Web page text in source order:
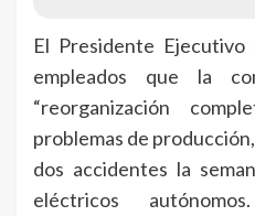
El Presidente
empleados que la
“reorganización
problemas de
dos accidentes la
eléctricos